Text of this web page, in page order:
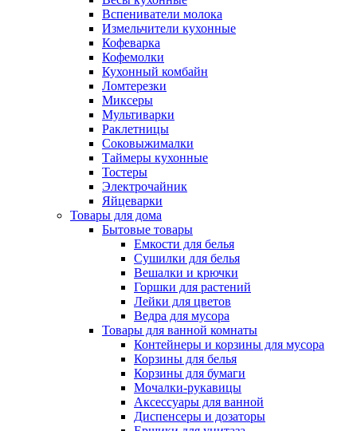
Вспениватели молока
Измельчители кухонные
Кофеварка
Кофемолки
Кухонный комбайн
Ломтерезки
Миксеры
Мультиварки
Раклетницы
Соковыжималки
Таймеры кухонные
Тостеры
Электрочайник
Яйцеварки
Товары для дома
Бытовые товары
Емкости для белья
Сушилки для белья
Вешалки и крючки
Горшки для растений
Лейки для цветов
Ведра для мусора
Товары для ванной комнаты
Контейнеры и корзины для мусора
Корзины для белья
Корзины для бумаги
Мочалки-рукавицы
Аксессуары для ванной
Диспенсеры и дозаторы